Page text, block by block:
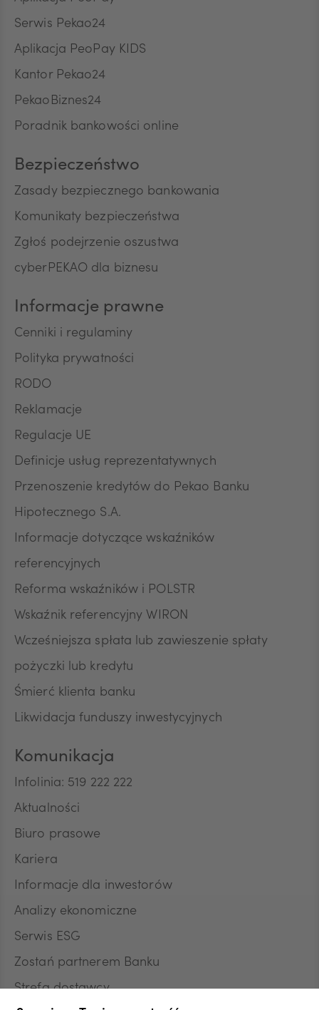
ZAR
Serwis Pekao24
Aplikacja PeoPay KIDS
Kantor Pekao24
PekaoBiznes24
Poradnik bankowości online
Bezpieczeństwo
Zasady bezpiecznego bankowania
Komunikaty bezpieczeństwa
Zgłoś podejrzenie oszustwa
cyberPEKAO dla biznesu
Informacje prawne
Cenniki i regulaminy
Polityka prywatności
RODO
Reklamacje
Regulacje UE
Definicje usług reprezentatywnych
Przenoszenie kredytów do Pekao Banku
Hipotecznego S.A.
Informacje dotyczące wskaźników
referencyjnych
Reforma wskaźników i POLSTR
Wskaźnik referencyjny WIRON
Wcześniejsza spłata lub zawieszenie spłaty
pożyczki lub kredytu
Śmierć klienta banku
Likwidacja funduszy inwestycyjnych
Komunikacja
Infolinia: 519 222 222
Aktualności
Biuro prasowe
Kariera
Informacje dla inwestorów
Analizy ekonomiczne
Serwis ESG
Zostań partnerem Banku
Strefa dostawcy